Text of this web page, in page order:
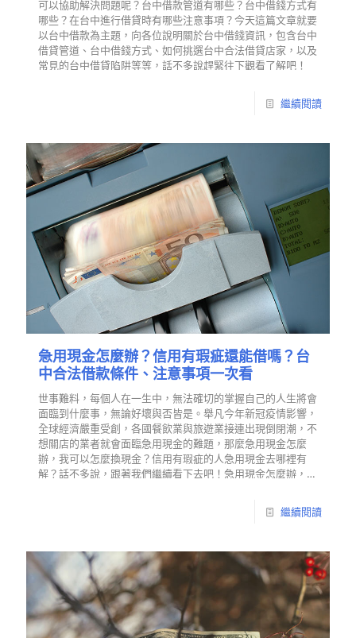
可以協助解決問題呢？台中借款管道有哪些？台中借錢方式有
哪些？在台中進行借貸時有哪些注意事項？今天這篇文章就要
以台中借款為主題，向各位說明關於台中借錢資訊，包含台中
借貸管道、台中借錢方式、如何挑選台中合法借貸店家，以及
常見的台中借貸陷阱等等，話不多說趕緊往下觀看了解吧！
繼續閱讀
急用現金怎麼辦？信用有瑕疵還能借嗎？台
中合法借款條件、注意事項一次看
世事難料，每個人在一生中，無法確切的掌握自己的人生將會
面臨到什麼事，無論好壞與否皆是。舉凡今年新冠疫情影響，
全球經濟嚴重受創，各國餐飲業與旅遊業接連出現倒閉潮，不
想關店的業者就會面臨急用現金的難題，那麼急用現金怎麼
辦，我可以怎麼換現金？信用有瑕疵的人急用現金去哪裡有
解？話不多說，跟著我們繼續看下去吧！急用現金怎麼辦，
繼續閱讀